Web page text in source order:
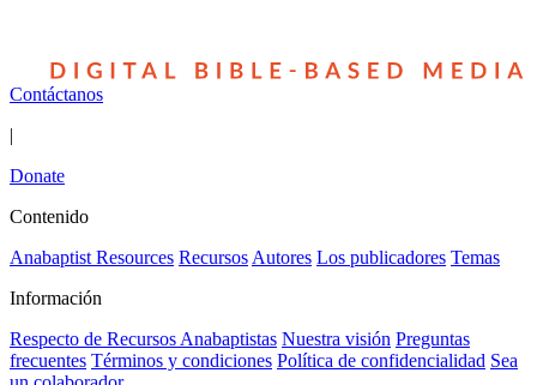
Contáctanos
|
Donate
Contenido
Anabaptist Resources Recursos Autores Los publicadores Temas
Información
Respecto de Recursos Anabaptistas Nuestra visión Preguntas
frecuentes Términos y condiciones Política de confidencialidad Sea